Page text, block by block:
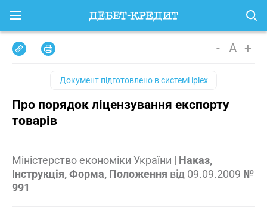
- A +
Документ підготовлено всистемі iplex
Про порядок ліцензування експорту
товарів
Міністерство економіки України | Наказ,
Інструкція, Форма, Положення від 09.09.2009 №
991